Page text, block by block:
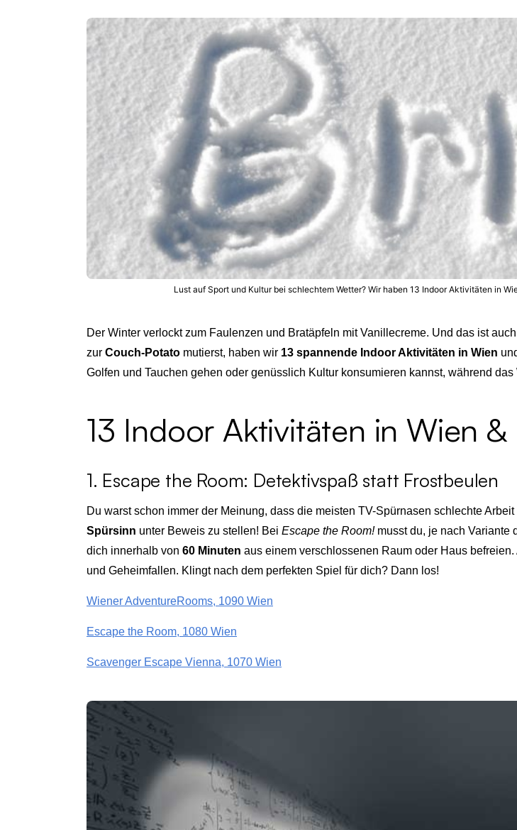
Lust auf Sport und Kultur bei schlechtem Wetter? Wir haben 13 Indoor Aktivitäten in
Der Winter verlockt zum Faulenzen und Bratäpfeln mit Vanillecreme. Und das ist
zur Couch-Potato mutierst, haben wir 13 spannende Indoor Aktivitäten in Wien
Golfen und Tauchen gehen oder genüsslich Kultur konsumieren kannst, während
13 Indoor Aktivitäten in Wien
1. Escape the Room: Detektivspaß statt Frostbeulen
Du warst schon immer der Meinung, dass die meisten TV-Spürnasen schlechte
Spürsinn unter Beweis zu stellen! Bei Escape the Room!musst du, je nach Variante
dich innerhalb von 60 Minuten aus einem verschlossenen Raum oder Haus
und Geheimfallen. Klingt nach dem perfekten Spiel für dich? Dann los!
Wiener AdventureRooms, 1090 Wien
Escape the Room, 1080 Wien
Scavenger Escape Vienna, 1070 Wien